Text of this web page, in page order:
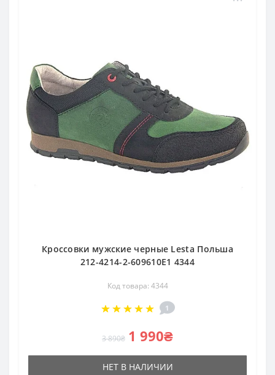
Кроссовки мужские черные Lesta Польша
212-4214-2-609610E1 4344
Код товара: 4344
1
3 890₴ 1 990₴
НЕТ В НАЛИЧИИ